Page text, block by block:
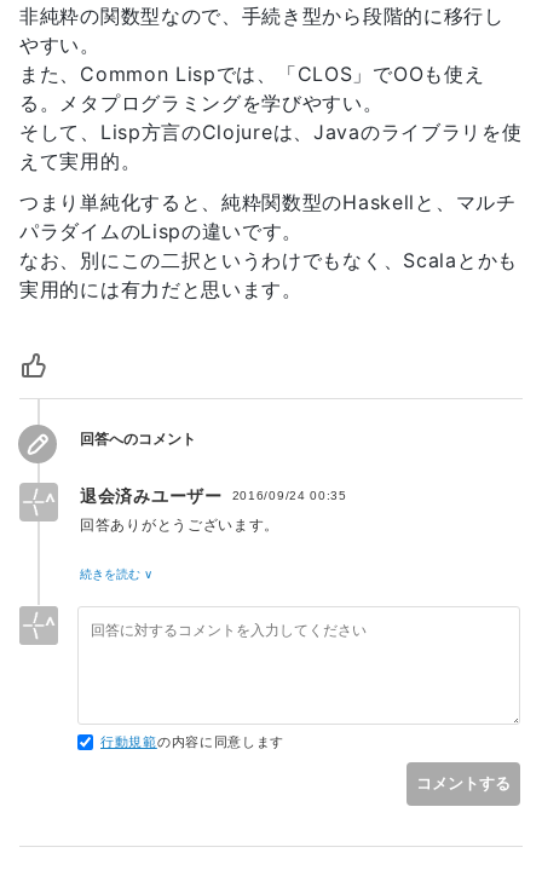
非純粋の関数型なので、手続き型から段階的に移行し
やすい。
また、Common Lispでは、「CLOS」でOOも使え
る。メタプログラミングを学びやすい。
そして、Lisp方言のClojureは、Javaのライブラリを使
えて実用的。
つまり単純化すると、純粋関数型のHaskellと、マルチ
パラダイムのLispの違いです。
なお、別にこの二択というわけでもなく、Scalaとかも
実用的には有力だと思います。
回答へのコメント
退会済みユーザー 2016/09/24 00:35
回答ありがとうございます。
Clojureも面白そうですね。
続きを読む ∨
行動規範の内容に同意します
コメントする